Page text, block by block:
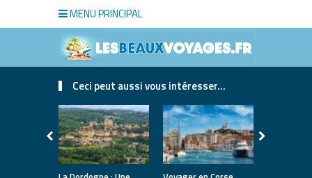
MENU PRINCIPAL
Ceci peut aussi vous intéresser...